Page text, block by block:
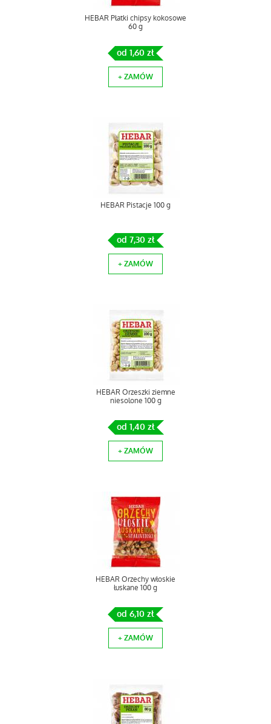
HEBAR Płatki chipsy kokosowe
60 g
od 1,60 zł
+ ZAMÓW
HEBAR Pistacje 100 g
od 7,30 zł
+ ZAMÓW
HEBAR Orzeszki ziemne
niesolone 100 g
od 1,40 zł
+ ZAMÓW
HEBAR Orzechy włoskie
łuskane 100 g
od 6,10 zł
+ ZAMÓW